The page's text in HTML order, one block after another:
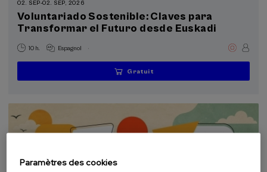
Programmes spéciaux
Donostia Kultura (2)
02. SEP-02. SEP, 2026
Voluntariado Sostenible: Claves para
Transformar el Futuro desde Euskadi
10 h. Espagnol .
...
Gratuit
Dernières
places
Gratuit
Date
passée
Liste
d'attente
Période
d'inscription
Paramètres des cookies